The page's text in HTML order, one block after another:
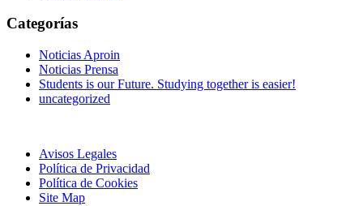
Categorías
Noticias Aproin
Noticias Prensa
Students is our Future. Studying together is easier!
uncategorized
Avisos Legales
Política de Privacidad
Política de Cookies
Site Map